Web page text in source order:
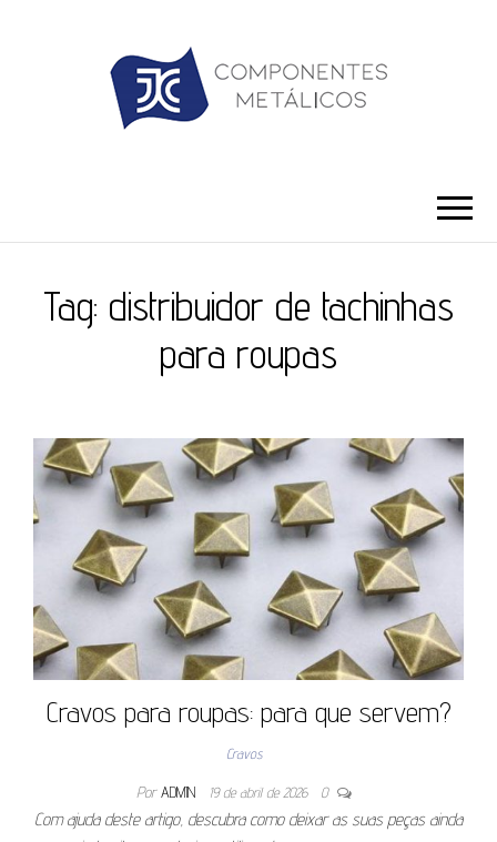
Tag: distribuidor de tachinhas
para roupas
Cravos para roupas: para que servem?
Cravos
Por ADMIN 19 de abril de 2026 0
Com ajuda deste artigo, descubra como deixar as suas peças ainda